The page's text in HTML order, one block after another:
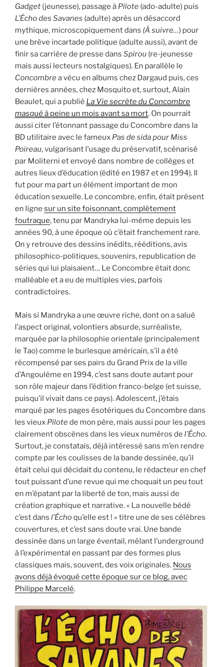
Gadget (jeunesse), passage à Pilote (ado-adulte) puis
L’Échodes Savanes (adulte) après un désaccord
mythique, microscopiquement dans (À suivre…) pour
une brève incartade politique (adulte aussi), avant de
finir sa carrière de presse dans Spirou (re-jeunesse
mais aussi lecteurs nostalgiques). En parallèle le
Concombrea vécu en albums chez Dargaud puis, ces
dernières années, chez Mosquito et, surtout, Alain
Beaulet, qui a publié La Vie secrète du Concombre
masquéà peine un mois avant sa mort. On pourrait
aussi citer l’étonnant passage du Concombre dans la
BD utilitaire avec le fameux Pas de sida pour Miss
Poireau, vulgarisant l’usage du préservatif, scénarisé
par Moliterni et envoyé dans nombre de collèges et
autres lieux d’éducation (édité en 1987 et en 1994). Il
fut pour ma part un élément important de mon
éducation sexuelle. Le concombre, enfin, était présent
en ligne sur un site foisonnant, complètement
foutraque, tenu par Mandryka lui-même depuis les
années 90, à une époque où c’était franchement rare.
On y retrouve des dessins inédits, rééditions, avis
philosophico-politiques, souvenirs, republication de
séries qui lui plaisaient… Le Concombre était donc
malléable et a eu de multiples vies, parfois
contradictoires.
Mais si Mandryka a une œuvre riche, dont on a salué
l’aspect original, volontiers absurde, surréaliste,
marquée par la philosophie orientale (principalement
le Tao) comme le burlesque américain, s’il a été
récompensé par ses pairs du Grand Prix de la ville
d’Angoulême en 1994, c’est sans doute autant pour
son rôle majeur dans l’édition franco-belge (et suisse,
puisqu’il vivait dans ce pays). Adolescent, j’étais
marqué par les pages ésotériques du Concombre dans
les vieux Pilotede mon père, mais aussi pour les pages
clairement obscènes dans les vieux numéros de l’Écho.
Surtout, je constatais, déjà intéressé sans m’en rendre
compte par les coulisses de la bande dessinée, qu’il
était celui qui décidait du contenu, le rédacteur en chef
tout puissant d’une revue qui me choquait un peu tout
en m’épatant par la liberté de ton, mais aussi de
création graphique et narrative. « La nouvelle bédé
c’est dans l’Échoqu’elle est ! » titre une de ses célèbres
couvertures, et c’est sans doute vrai. Une bande
dessinée dans un large éventail, mêlant l’underground
à l’expérimental en passant par des formes plus
classiques mais, souvent, des voix originales. Nous
avons déjà évoqué cette époque sur ce blog, avec
Philippe Marcelé.